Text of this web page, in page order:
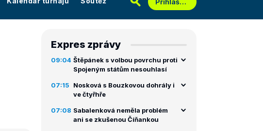
Přihlášení
Expres zprávy
09:04 Štěpánek s volbou povrchu proti
Spojeným státům nesouhlasí
07:15
Nosková s Bouzkovou dohrály i
ve čtyřhře
07:08 Sabalenková neměla problém
ani se zkušenou Číňankou